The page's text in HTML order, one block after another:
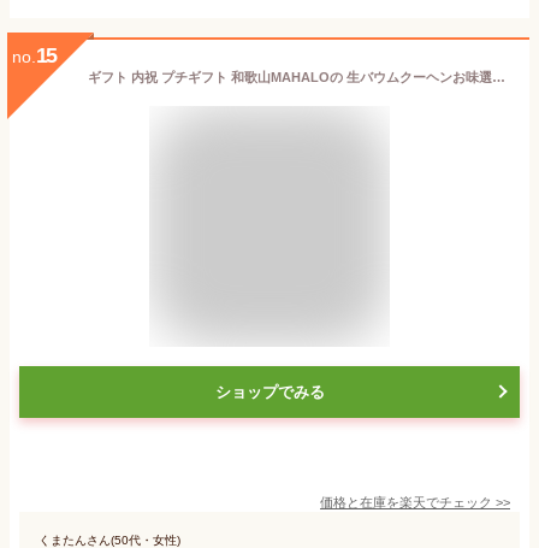
no. 15
ギフト 内祝 プチギフト 和歌山MAHALOの 生バウムクーヘンお味選べるハニー、湯浅醤油、チーズ、チョコレート、有田みかんのバームクーヘン【どれでも3個以上で冷凍便送料無料 ※北海道、沖縄除く】 wd
ショップでみる
価格と在庫を楽天でチェック >>
くまたんさん(50代・女性)